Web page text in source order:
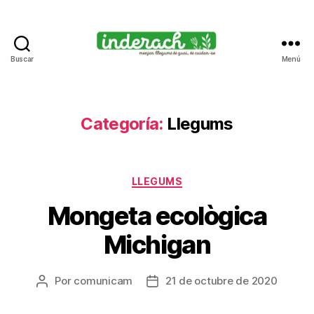
Buscar
pels
llegums
Menú
Categoría: Llegums
Categorías
LLEGUMS
Mongeta ecològica
Michigan
Autor
Por comunicam
Fecha21 de octubre de 2020